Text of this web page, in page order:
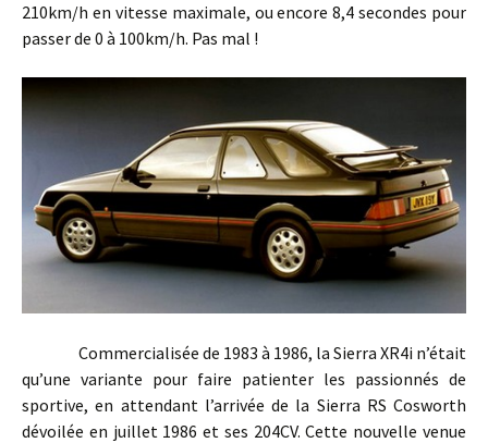
210km/h en vitesse maximale, ou encore 8,4 secondes pour
passer de 0 à 100km/h. Pas mal !
Commercialisée de 1983 à 1986, la Sierra XR4i n’était
qu’une variante pour faire patienter les passionnés de
sportive, en attendant l’arrivée de la Sierra RS Cosworth
dévoilée en juillet 1986 et ses 204CV. Cette nouvelle venue